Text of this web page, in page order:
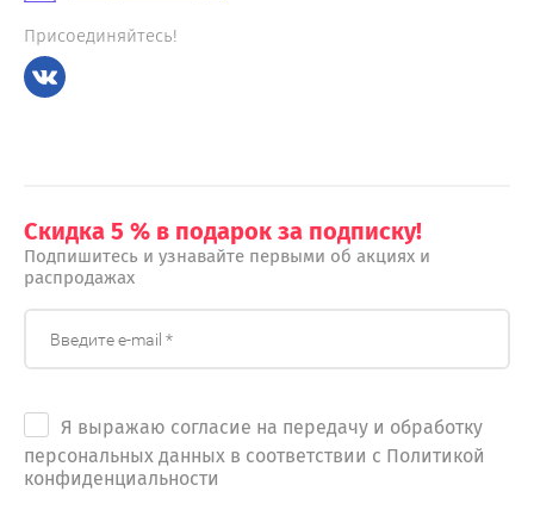
Присоединяйтесь!
Скидка 5 % в подарок за подписку!
Подпишитесь и узнавайте первыми об акциях и
распродажах
Я выражаю согласие на передачу и обработку
персональных данных в соответствии с Политикой
конфиденциальности